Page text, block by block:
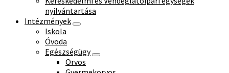
nyilvántartása
Intézmények
Iskola
Óvoda
Egészségügy
Orvos